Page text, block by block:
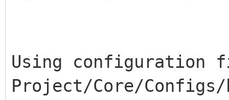
Using configuration
Project/Core/